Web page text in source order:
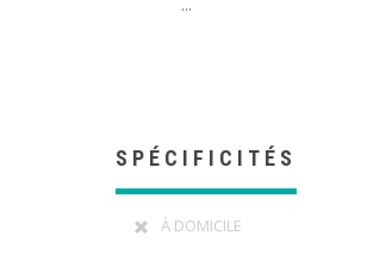
...
SPÉCIFICITÉS
À DOMICILE